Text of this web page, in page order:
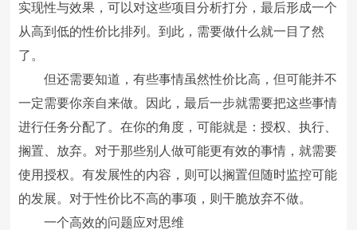
实现性与效果，可以对这些项目分析打分，最后形成一个
从高到低的性价比排列。到此，需要做什么就一目了然
了。
但还需要知道，有些事情虽然性价比高，但可能并不
一定需要你亲自来做。因此，最后一步就需要把这些事情
进行任务分配了。在你的角度，可能就是：授权、执行、
搁置、放弃。对于那些别人做可能更有效的事情，就需要
使用授权。有发展性的内容，则可以搁置但随时监控可能
的发展。对于性价比不高的事项，则干脆放弃不做。
一个高效的问题应对思维